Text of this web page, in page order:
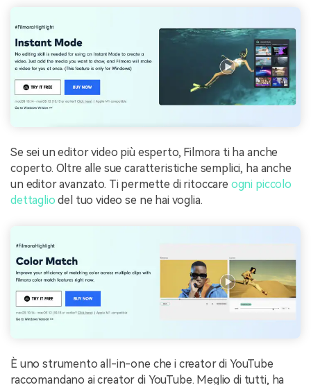
Se sei un editor video più esperto, Filmora ti ha anche
coperto. Oltre alle sue caratteristiche semplici, ha anche
un editor avanzato. Ti permette di ritoccare ogni piccolo
dettagliodel tuo video se ne hai voglia.
È uno strumento all-in-one che i creator di YouTube
raccomandano ai creator di YouTube. Meglio di tutti, ha